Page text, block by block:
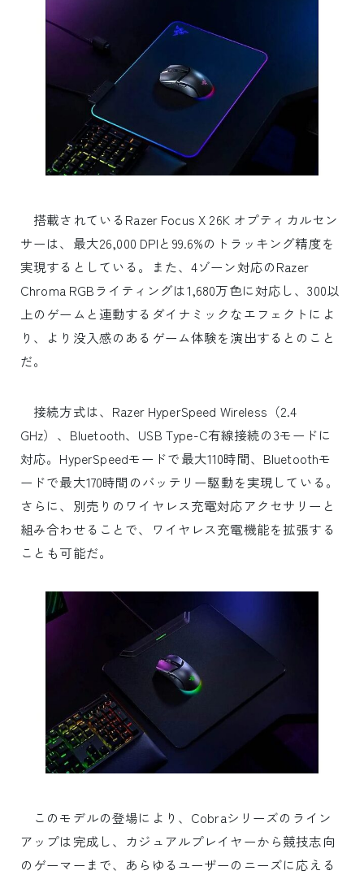
搭載されているRazer Focus X 26K オプティカルセン
サーは、最大26,000 DPIと99.6%のトラッキング精度を
実現するとしている。また、4ゾーン対応のRazer
Chroma RGBライティングは1,680万色に対応し、300以
上のゲームと連動するダイナミックなエフェクトによ
り、より没入感のあるゲーム体験を演出するとのこと
だ。
接続方式は、Razer HyperSpeed Wireless（2.4
GHz）、Bluetooth、USB Type-C有線接続の3モードに
対応。HyperSpeedモードで最大110時間、Bluetoothモ
ードで最大170時間のバッテリー駆動を実現している。
さらに、別売りのワイヤレス充電対応アクセサリーと
組み合わせることで、ワイヤレス充電機能を拡張する
ことも可能だ。
このモデルの登場により、Cobraシリーズのライン
アップは完成し、カジュアルプレイヤーから競技志向
のゲーマーまで、あらゆるユーザーのニーズに応える